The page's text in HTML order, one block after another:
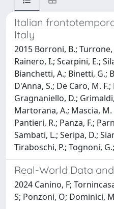
Italian
Italy
2015 Borroni, B.; Turrone,
Rainero, I.; Scarpini, E.;
Bianchetti, A.; Binetti, G.;
D'Anna, S.; De Caro, M.
Gragnaniello, D.;
Martorana, A.; Mascia, M.
Pantieri, R.; Panza, F.;
Sambati, L.; Seripa, D.;
Tiraboschi, P.; Tognoni,
Real-World Data
2024 Canino, F;
S; Ponzoni, O; Dominici,